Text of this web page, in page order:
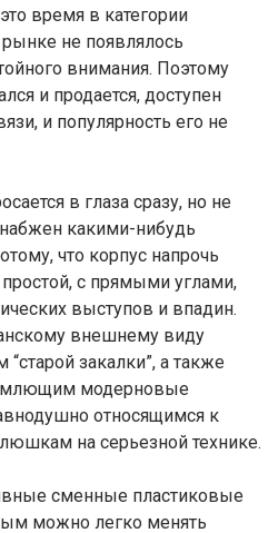
время в категории
не появлялось
внимания. Поэтому
и продается, доступен
и популярность его не
в глаза сразу, но не
какими-нибудь
что корпус напрочь
с прямыми углами,
выступов и впадин.
внешнему виду
закалки”, а также
модерновые
относящимся к
на серьезной технике.
сменные пластиковые
можно легко менять